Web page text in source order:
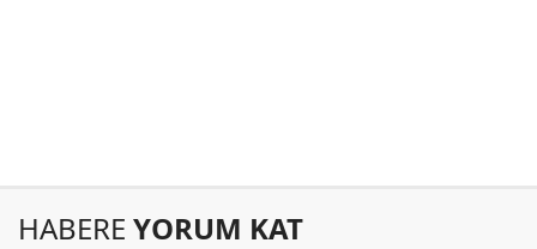
HABERE YORUM KAT